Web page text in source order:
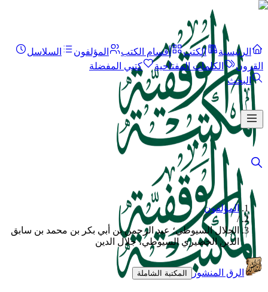
الرئيسية الكتب أقسام الكتب المؤلفون
السلاسل
القرون
الكلمات المفتاحية
كتبي المفضلة
البحث
المؤلفون
/
الجلال السيوطي؛ عبد الرحمن بن أبي بكر بن محمد بن سابق
الدين الخضيري السيوطي، جلال الدين
الرق المنشور المكتبة الشاملة